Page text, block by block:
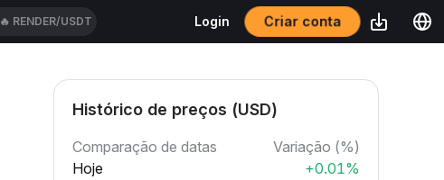
🔥 RENDER/USDT Login Criar conta
Histórico de preços (USD)
Comparação de datas
Variação (%)
Hoje
+0.01%